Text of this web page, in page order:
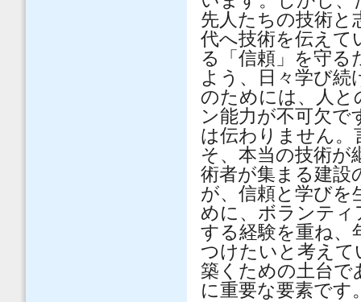
先人たちの技術と
代へ技術を伝えて
る「信頼」を守る
よう、日々学び
のためには、人
ン能力が不可欠で
は伝わりません。
そ、本当の技術が
術者が集まる建設
が、信頼と学びを
めに、ボランティ
する経験を重ね、
つけたいと考え
築くための土台で
に重要な要素です